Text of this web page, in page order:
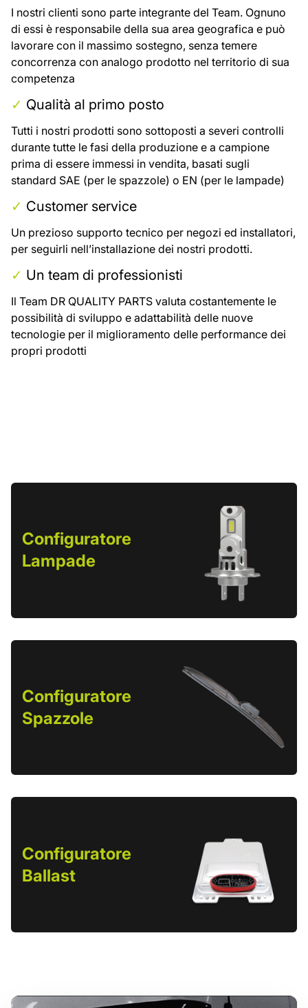
I nostri clienti sono parte integrante del Team. Ognuno
di essi è responsabile della sua area geografica e può
lavorare con il massimo sostegno, senza temere
concorrenza con analogo prodotto nel territorio di sua
competenza
✓ Qualità al primo posto
Tutti i nostri prodotti sono sottoposti a severi controlli
durante tutte le fasi della produzione e a campione
prima di essere immessi in vendita, basati sugli
standard SAE (per le spazzole) o EN (per le lampade)
✓ Customer service
Un prezioso supporto tecnico per negozi ed installatori,
per seguirli nell’installazione dei nostri prodotti.
✓ Un team di professionisti
Il Team DR QUALITY PARTS valuta costantemente le
possibilità di sviluppo e adattabilità delle nuove
tecnologie per il miglioramento delle performance dei
propri prodotti
Configuratore
Lampade
Configuratore
Spazzole
Configuratore
Ballast